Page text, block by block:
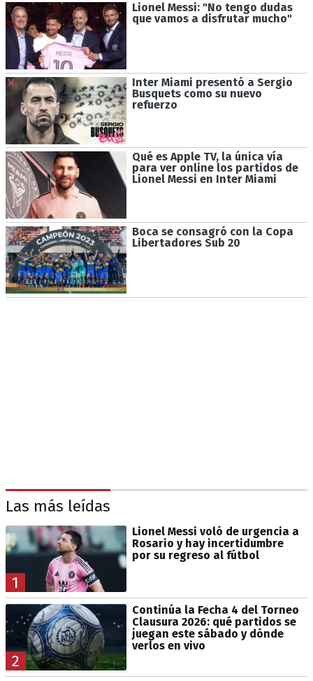
Lionel Messi: "No tengo dudas
que vamos a disfrutar mucho"
Inter Miami presentó a Sergio
Busquets como su nuevo
refuerzo
Qué es Apple TV, la única vía
para ver online los partidos de
Lionel Messi en Inter Miami
Boca se consagró con la Copa
Libertadores Sub 20
Las más leídas
1
Lionel Messi voló de urgencia a
Rosario y hay incertidumbre
por su regreso al fútbol
2
Continúa la Fecha 4 del Torneo
Clausura 2026: qué partidos se
juegan este sábado y dónde
verlos en vivo